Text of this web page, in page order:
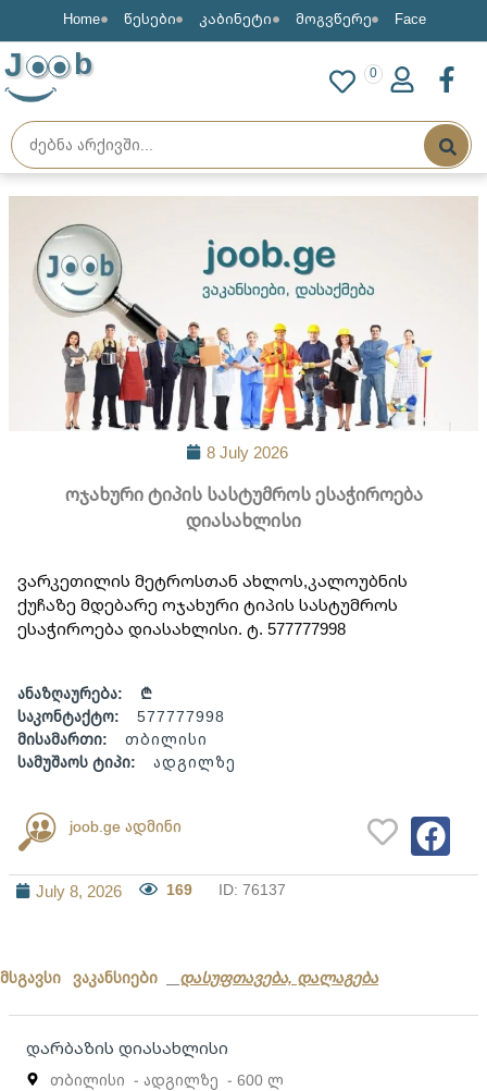
Home წესები კაბინეტი მოგვწერე Face
J b 0
8 July 2026
ოჯახური ტიპის სასტუმროს ესაჭიროება
დიასახლისი
ვარკეთილის მეტროსთან ახლოს,კალოუბნის
ქუჩაზე მდებარე ოჯახური ტიპის სასტუმროს
ესაჭიროება დიასახლისი. ტ. 577777998
ანაზღაურება:
₾
საკონტაქტო:
577777998
მისამართი:
თბილისი
სამუშაოს ტიპი:
ადგილზე
joob.ge ადმინი
July 8, 2026 169 ID: 76137
მსგავსი ვაკანსიები დასუფთავება, დალაგება
დარბაზის დიასახლისი
თბილისი - ადგილზე - 600 ლ